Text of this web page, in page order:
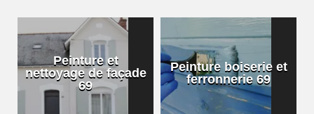
Peinture et
nettoyage de façade
69
Peinture boiserie et
ferronnerie 69